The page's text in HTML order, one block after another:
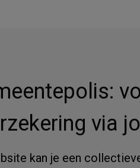
via
kan je een